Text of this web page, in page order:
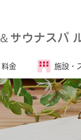
＆サウナスパ
料金 施設・